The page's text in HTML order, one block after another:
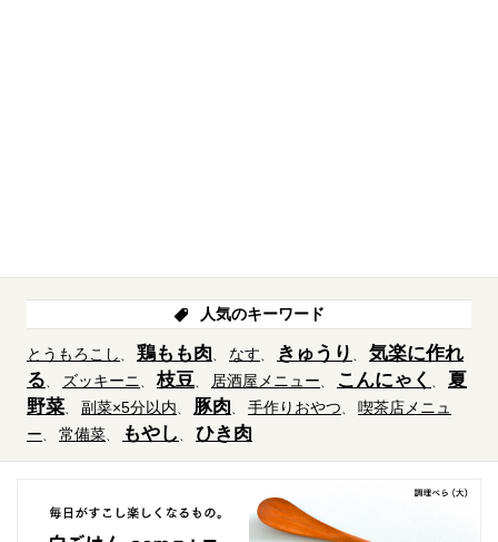
人気のキーワード
とうもろこし 鶏もも肉 なす きゅうり
気楽に作れ
る
ズッキーニ 枝豆 居酒屋メニュー こんにゃく
夏
野菜
副菜×5分以内 豚肉 手作りおやつ
喫茶店メニュ
ー
常備菜 もやし ひき肉